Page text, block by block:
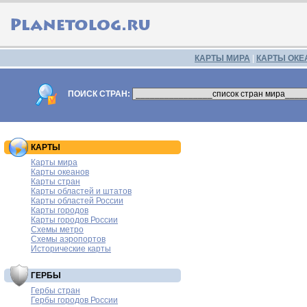
КАРТЫ МИРА КАРТЫ
ПОИСК СТРАН:
КАРТЫ
Карты мира
Карты океанов
Карты стран
Карты областей и штатов
Карты областей России
Карты городов
Карты городов России
Схемы метро
Схемы аэропортов
Исторические карты
ГЕРБЫ
Гербы стран
Гербы городов России